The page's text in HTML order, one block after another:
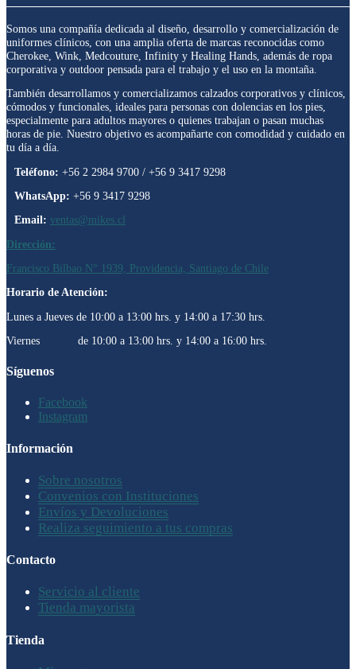
Somos una compañía dedicada al diseño, desarrollo y comercialización de
uniformes clínicos, con una amplia oferta de marcas reconocidas como
Cherokee, Wink, Medcouture, Infinity y Healing Hands, además de ropa
corporativa y outdoor pensada para el trabajo y el uso en la montaña.
También desarrollamos y comercializamos calzados corporativos y clínicos,
cómodos y funcionales, ideales para personas con dolencias en los pies,
especialmente para adultos mayores o quienes trabajan o pasan muchas
horas de pie. Nuestro objetivo es acompañarte con comodidad y cuidado en
tu día a día.
Teléfono: +56 2 2984 9700 / +56 9 3417 9298
WhatsApp: +56 9 3417 9298
Email: ventas@mikes.cl
Dirección:
Francisco Bilbao N° 1939, Providencia, Santiago de Chile
Horario de Atención:
Lunes a Jueves de 10:00 a 13:00 hrs. y 14:00 a 17:30 hrs.
Viernes de 10:00 a 13:00 hrs. y 14:00 a 16:00 hrs.
Síguenos
Facebook
Instagram
Información
Sobre nosotros
Convenios con Instituciones
Envíos y Devoluciones
Realiza seguimiento a tus compras
Contacto
Servicio al cliente
Tienda mayorista
Tienda